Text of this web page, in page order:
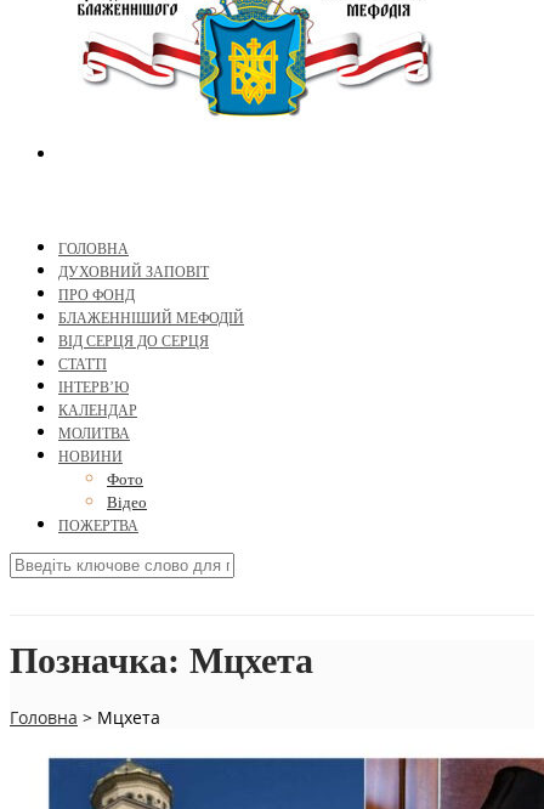
ГОЛОВНА
ДУХОВНИЙ ЗАПОВІТ
ПРО ФОНД
БЛАЖЕННІШИЙ МЕФОДІЙ
ВІД СЕРЦЯ ДО СЕРЦЯ
СТАТТІ
ІНТЕРВ’Ю
КАЛЕНДАР
МОЛИТВА
НОВИНИ
Фото
Відео
ПОЖЕРТВА
Позначка: Мцхета
Головна > Мцхета